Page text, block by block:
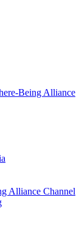
Alliance Channel